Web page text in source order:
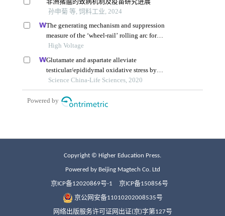
Copyright © Higher Education Press.
Powered by Beijing Magtech Co. Ltd
京ICP备12020869号-1 京ICP备150856号
京公网安备11010202008535号
网络出版服务许可证网出证(京)字第127号